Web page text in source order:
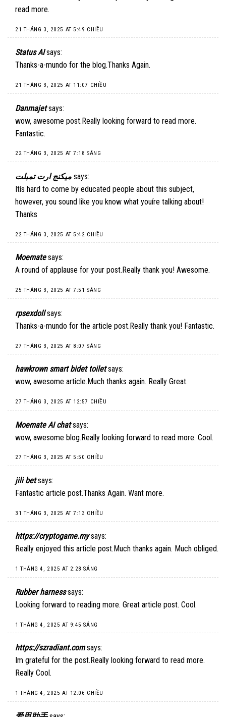
read more.
21 THÁNG 3, 2025 AT 5:49 CHIỀU
Status AI says:
Thanks-a-mundo for the blog.Thanks Again.
21 THÁNG 3, 2025 AT 11:07 CHIỀU
Danmajet says:
wow, awesome post.Really looking forward to read more.
Fantastic.
22 THÁNG 3, 2025 AT 7:18 SÁNG
ميكنج ارت تمبلت says:
Itís hard to come by educated people about this subject,
however, you sound like you know what youíre talking about!
Thanks
22 THÁNG 3, 2025 AT 5:42 CHIỀU
Moemate says:
A round of applause for your post.Really thank you! Awesome.
25 THÁNG 3, 2025 AT 7:51 SÁNG
rpsexdoll says:
Thanks-a-mundo for the article post.Really thank you! Fantastic.
27 THÁNG 3, 2025 AT 8:07 SÁNG
hawkrown smart bidet toilet says:
wow, awesome article.Much thanks again. Really Great.
27 THÁNG 3, 2025 AT 12:57 CHIỀU
Moemate AI chat says:
wow, awesome blog.Really looking forward to read more. Cool.
27 THÁNG 3, 2025 AT 5:50 CHIỀU
jili bet says:
Fantastic article post.Thanks Again. Want more.
31 THÁNG 3, 2025 AT 7:13 CHIỀU
https://cryptogame.my says:
Really enjoyed this article post.Much thanks again. Much obliged.
1 THÁNG 4, 2025 AT 2:28 SÁNG
Rubber harness says:
Looking forward to reading more. Great article post. Cool.
1 THÁNG 4, 2025 AT 9:45 SÁNG
https://szradiant.com says:
Im grateful for the post.Really looking forward to read more.
Really Cool.
1 THÁNG 4, 2025 AT 12:06 CHIỀU